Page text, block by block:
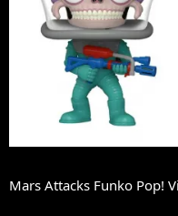
Mars Attacks Funko Pop!